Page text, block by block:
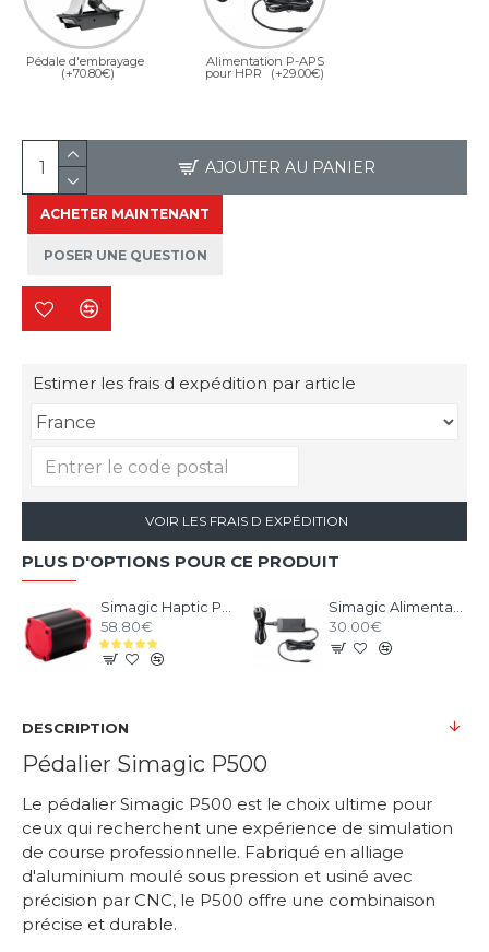
Pédale d'embrayage
(+70.80€)
Alimentation P-APS
pour HPR (+29.00€)
AJOUTER AU PANIER
ACHETER MAINTENANT
POSER UNE QUESTION
Estimer les frais d expédition par article
VOIR LES FRAIS D EXPÉDITION
PLUS D'OPTIONS POUR CE PRODUIT
Simagic Haptic Pedals Reactor
58.80€
Simagic Alimentation pour Accessoires - P-APS
30.00€
DESCRIPTION
Pédalier Simagic P500
Le pédalier Simagic P500 est le choix ultime pour
ceux qui recherchent une expérience de simulation
de course professionnelle. Fabriqué en alliage
d'aluminium moulé sous pression et usiné avec
précision par CNC, le P500 offre une combinaison
précise et durable.